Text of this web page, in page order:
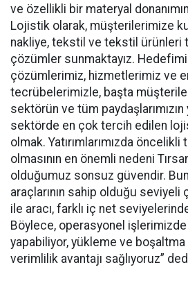
ve özellikli bir materyal
Lojistik olarak, müşterilerimize
nakliye, tekstil ve tekstil ürünleri
çözümler sunmaktayız.
çözümlerimiz, hizmetlerimiz ve
tecrübelerimizle, başta
sektörün ve tüm paydaşlarımızın
sektörde en çok tercih edilen
olmak. Yatırımlarımızda
olmasının en önemli nedeni
olduğumuz sonsuz güvendir.
araçlarının sahip olduğu seviyeli
ile aracı, farklı iç net
Böylece, operasyonel
yapabiliyor, yükleme ve boşaltma
verimlilik avantajı sağlıyoruz”